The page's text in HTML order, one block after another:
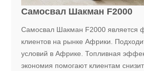
Самосвал Шакман F2000
Самосвал Шакман F2000 является
клиентов на рынке Африки.
условий в Африке. Топливная
экономия помогают клиентам